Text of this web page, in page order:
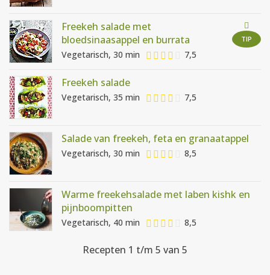
WEEKMENU'S
TIP
Freekeh salade met
bloedsinaasappel en burrata
Vegetarisch, 30 min 7,5
Freekeh salade
Vegetarisch, 35 min 7,5
Salade van freekeh, feta en granaatappel
Vegetarisch, 30 min 8,5
Warme freekehsalade met laben kishk en
pijnboompitten
Vegetarisch, 40 min 8,5
Recepten 1 t/m 5 van 5